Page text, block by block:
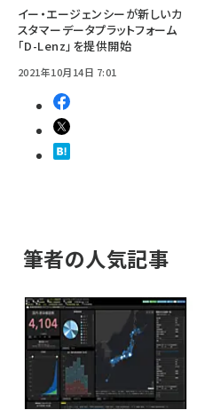
イー・エージェンシーが新しいカ
スタマーデータプラットフォーム
「D-Lenz」を提供開始
2021年10月14日 7:01
筆者の人気記事